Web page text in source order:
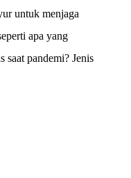
untuk menjaga
apa yang
saat pandemi? Jenis